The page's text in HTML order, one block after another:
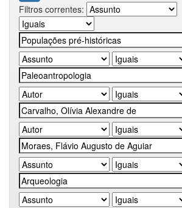
Filtros correntes: